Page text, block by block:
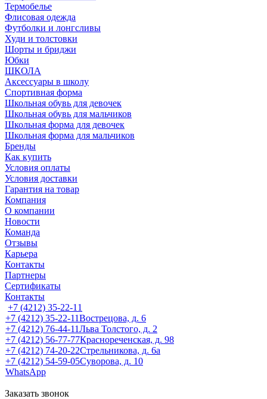
Термобелье
Флисовая одежда
Футболки и лонгсливы
Худи и толстовки
Шорты и бриджи
Юбки
ШКОЛА
Аксессуары в школу
Спортивная форма
Школьная обувь для девочек
Школьная обувь для мальчиков
Школьная форма для девочек
Школьная форма для мальчиков
Бренды
Как купить
Условия оплаты
Условия доставки
Гарантия на товар
Компания
О компании
Новости
Команда
Отзывы
Карьера
Контакты
Партнеры
Сертификаты
Контакты
+7 (4212) 35-22-11
+7 (4212) 35-22-11Вострецова, д. 6
+7 (4212) 76-44-11Льва Толстого, д. 2
+7 (4212) 56-77-77Краснореченская, д. 98
+7 (4212) 74-20-22Стрельникова, д. 6а
+7 (4212) 54-59-05Суворова, д. 10
WhatsApp
Заказать звонок